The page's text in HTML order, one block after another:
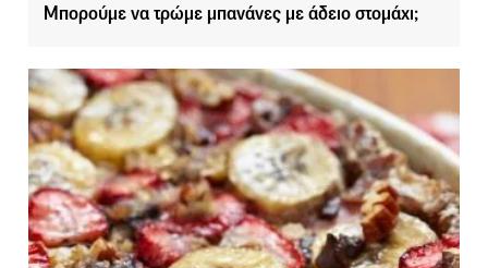
Μπορούμε να τρώμε μπανάνες με άδειο στομάχι;